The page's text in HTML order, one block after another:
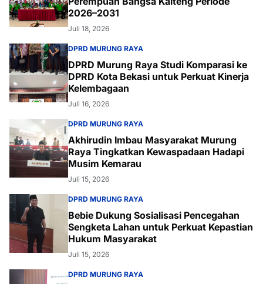
2026–2031
Juli 18, 2026
DPRD MURUNG RAYA
DPRD Murung Raya Studi Komparasi ke
DPRD Kota Bekasi untuk Perkuat Kinerja
Kelembagaan
Juli 16, 2026
DPRD MURUNG RAYA
Akhirudin Imbau Masyarakat Murung
Raya Tingkatkan Kewaspadaan Hadapi
Musim Kemarau
Juli 15, 2026
DPRD MURUNG RAYA
Bebie Dukung Sosialisasi Pencegahan
Sengketa Lahan untuk Perkuat Kepastian
Hukum Masyarakat
Juli 15, 2026
DPRD MURUNG RAYA